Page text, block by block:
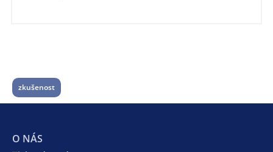
zkušenost
O NÁS